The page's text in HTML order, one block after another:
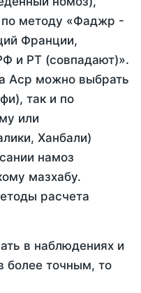
методу «Фаджр -
Франции,
и РТ (совпадают)».
Аср можно выбрать
так и по
или
Ханбали)
намоз
мазхабу.
расчета
в наблюдениях и
более точным, то